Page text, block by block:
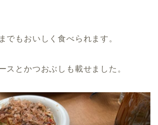
でもおいしく食べられます。
スとかつおぶしも載せました。